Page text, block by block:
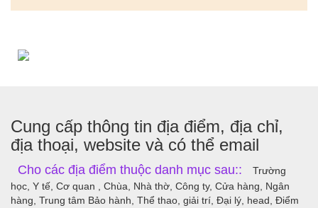
Cung cấp thông tin địa điểm, địa chỉ,
địa thoại, website và có thể email
Cho các địa điểm thuộc danh mục sau::
Trường
học, Y tế, Cơ quan , Chùa, Nhà thờ, Công ty, Cửa hàng, Ngân
hàng, Trung tâm Bảo hành, Thể thao, giải trí, Đại lý, head, Điểm